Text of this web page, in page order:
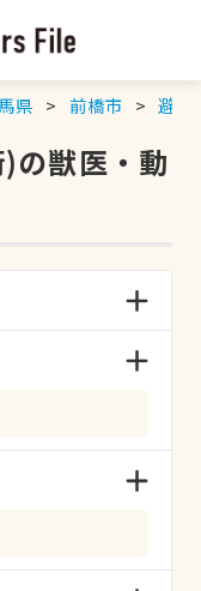
県 前橋市 避妊
の獣医・動